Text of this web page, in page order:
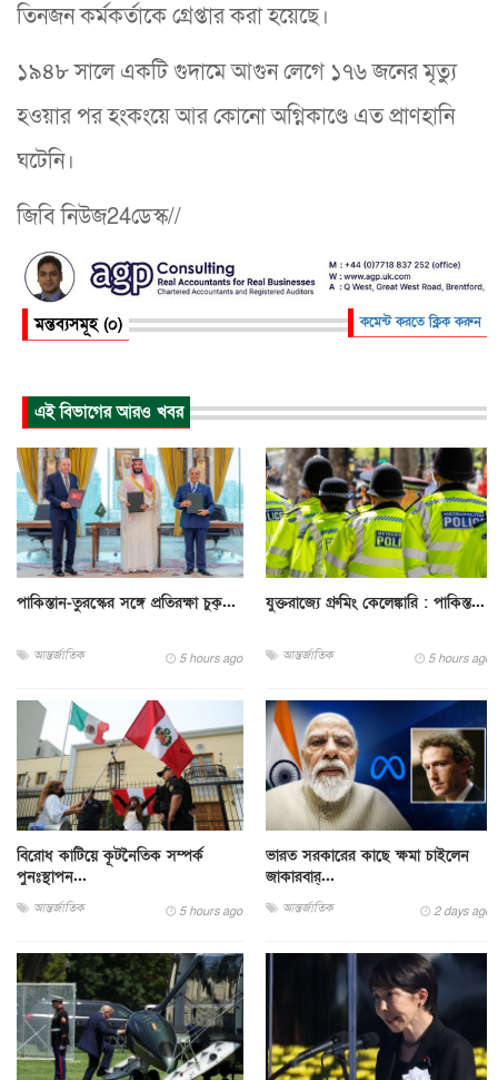
তিনজন কর্মকর্তাকে গ্রেপ্তার করা হয়েছে।
১৯৪৮ সালে একটি গুদামে আগুন লেগে ১৭৬ জনের মৃত্যু
হওয়ার পর হংকংয়ে আর কোনো অগ্নিকাণ্ডে এত প্রাণহানি
ঘটেনি।
জিবি নিউজ24ডেস্ক//
মন্তব্যসমূহ (০) কমেন্ট করতে ক্লিক করুন
এই বিভাগের আরও খবর
পাকিস্তান-তুরস্কের সঙ্গে প্রতিরক্ষা চুক্...
আন্তর্জাতিক 5 hours ago
যুক্তরাজ্যে গ্রুমিং কেলেঙ্কারি : পাকিস্ত...
আন্তর্জাতিক 5 hours ago
বিরোধ কাটিয়ে কূটনৈতিক সম্পর্ক
পুনঃস্থাপন...
আন্তর্জাতিক 5 hours ago
ভারত সরকারের কাছে ক্ষমা চাইলেন
জাকারবার্...
আন্তর্জাতিক 2 days ago